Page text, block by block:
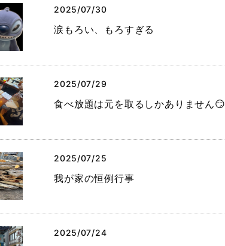
2025/07/30
涙もろい、もろすぎる
2025/07/29
食べ放題は元を取るしかありません😏
2025/07/25
我が家の恒例行事
2025/07/24